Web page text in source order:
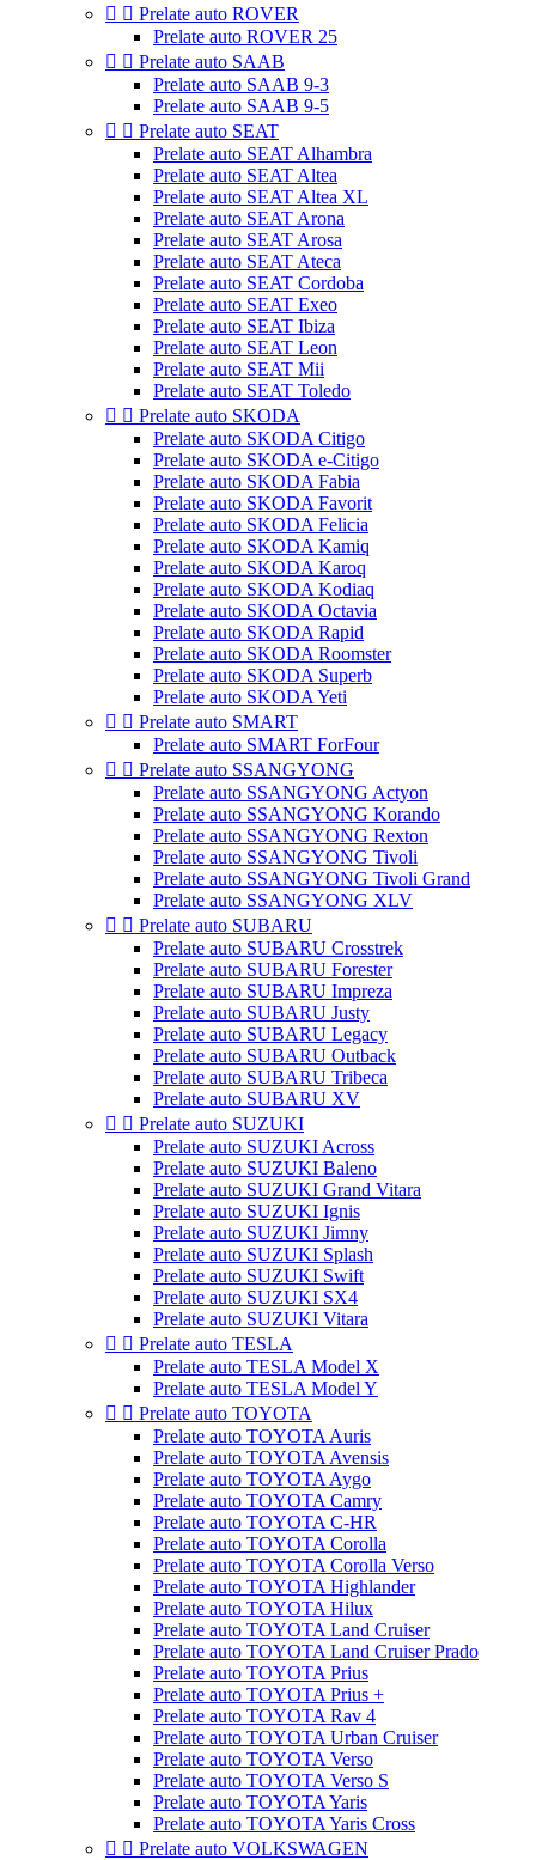
  Prelate auto ROVER
Prelate auto ROVER 25
  Prelate auto SAAB
Prelate auto SAAB 9-3
Prelate auto SAAB 9-5
  Prelate auto SEAT
Prelate auto SEAT Alhambra
Prelate auto SEAT Altea
Prelate auto SEAT Altea XL
Prelate auto SEAT Arona
Prelate auto SEAT Arosa
Prelate auto SEAT Ateca
Prelate auto SEAT Cordoba
Prelate auto SEAT Exeo
Prelate auto SEAT Ibiza
Prelate auto SEAT Leon
Prelate auto SEAT Mii
Prelate auto SEAT Toledo
  Prelate auto SKODA
Prelate auto SKODA Citigo
Prelate auto SKODA e-Citigo
Prelate auto SKODA Fabia
Prelate auto SKODA Favorit
Prelate auto SKODA Felicia
Prelate auto SKODA Kamiq
Prelate auto SKODA Karoq
Prelate auto SKODA Kodiaq
Prelate auto SKODA Octavia
Prelate auto SKODA Rapid
Prelate auto SKODA Roomster
Prelate auto SKODA Superb
Prelate auto SKODA Yeti
  Prelate auto SMART
Prelate auto SMART ForFour
  Prelate auto SSANGYONG
Prelate auto SSANGYONG Actyon
Prelate auto SSANGYONG Korando
Prelate auto SSANGYONG Rexton
Prelate auto SSANGYONG Tivoli
Prelate auto SSANGYONG Tivoli Grand
Prelate auto SSANGYONG XLV
  Prelate auto SUBARU
Prelate auto SUBARU Crosstrek
Prelate auto SUBARU Forester
Prelate auto SUBARU Impreza
Prelate auto SUBARU Justy
Prelate auto SUBARU Legacy
Prelate auto SUBARU Outback
Prelate auto SUBARU Tribeca
Prelate auto SUBARU XV
  Prelate auto SUZUKI
Prelate auto SUZUKI Across
Prelate auto SUZUKI Baleno
Prelate auto SUZUKI Grand Vitara
Prelate auto SUZUKI Ignis
Prelate auto SUZUKI Jimny
Prelate auto SUZUKI Splash
Prelate auto SUZUKI Swift
Prelate auto SUZUKI SX4
Prelate auto SUZUKI Vitara
  Prelate auto TESLA
Prelate auto TESLA Model X
Prelate auto TESLA Model Y
  Prelate auto TOYOTA
Prelate auto TOYOTA Auris
Prelate auto TOYOTA Avensis
Prelate auto TOYOTA Aygo
Prelate auto TOYOTA Camry
Prelate auto TOYOTA C-HR
Prelate auto TOYOTA Corolla
Prelate auto TOYOTA Corolla Verso
Prelate auto TOYOTA Highlander
Prelate auto TOYOTA Hilux
Prelate auto TOYOTA Land Cruiser
Prelate auto TOYOTA Land Cruiser Prado
Prelate auto TOYOTA Prius
Prelate auto TOYOTA Prius +
Prelate auto TOYOTA Rav 4
Prelate auto TOYOTA Urban Cruiser
Prelate auto TOYOTA Verso
Prelate auto TOYOTA Verso S
Prelate auto TOYOTA Yaris
Prelate auto TOYOTA Yaris Cross
  Prelate auto VOLKSWAGEN